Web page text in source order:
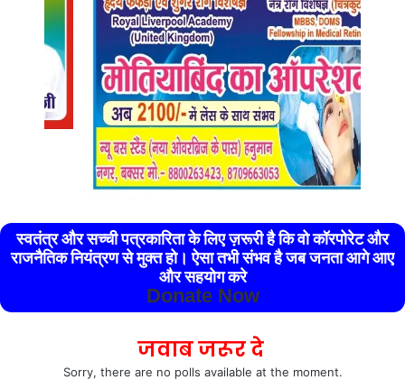
स्वतंत्र और सच्ची पत्रकारिता के लिए ज़रूरी है कि वो कॉरपोरेट और
राजनैतिक नियंत्रण से मुक्त हो। ऐसा तभी संभव है जब जनता आगे आए
और सहयोग करे
Donate Now
जवाब जरूर दे
Sorry, there are no polls available at the moment.